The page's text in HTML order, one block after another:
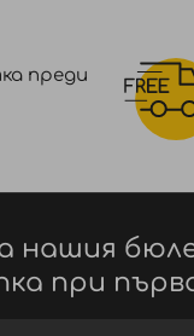
преди
нашия
при